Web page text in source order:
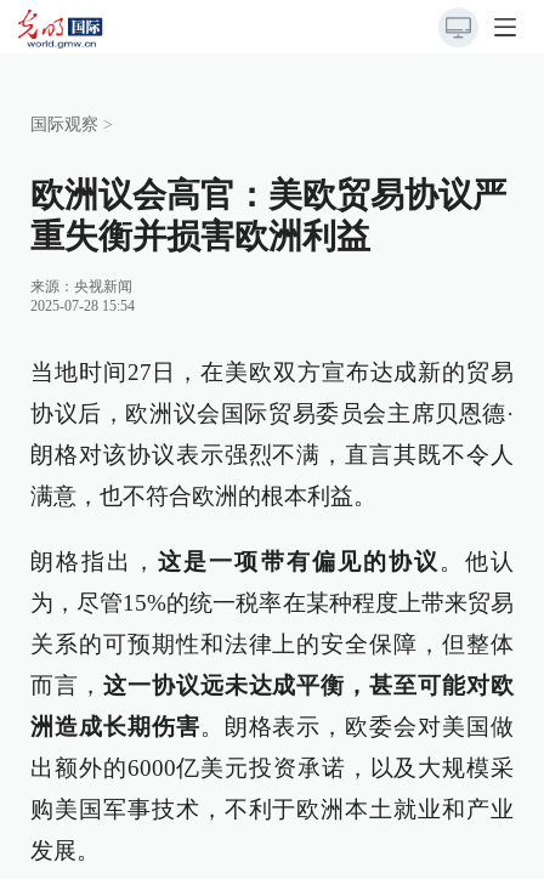
国际观察 >
欧洲议会高官：美欧贸易协议严
重失衡并损害欧洲利益
来源： 央视新闻
2025-07-28 15:54
当地时间27日，在美欧双方宣布达成新的贸易
协议后，欧洲议会国际贸易委员会主席贝恩德·
朗格对该协议表示强烈不满，直言其既不令人
满意，也不符合欧洲的根本利益。
朗格指出，这是一项带有偏见的协议 。他认
为，尽管15%的统一税率在某种程度上带来贸易
关系的可预期性和法律上的安全保障，但整体
而言， 这一协议远未达成平衡，甚至可能对欧
洲造成长期伤害。朗格表示，欧委会对美国做
出额外的6000亿美元投资承诺，以及大规模采
购美国军事技术，不利于欧洲本土就业和产业
发展。